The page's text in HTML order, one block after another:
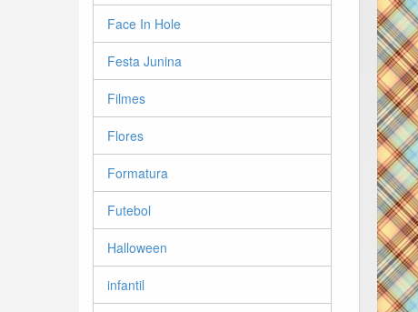
Face In Hole
Festa Junina
Filmes
Flores
Formatura
Futebol
Halloween
infantil